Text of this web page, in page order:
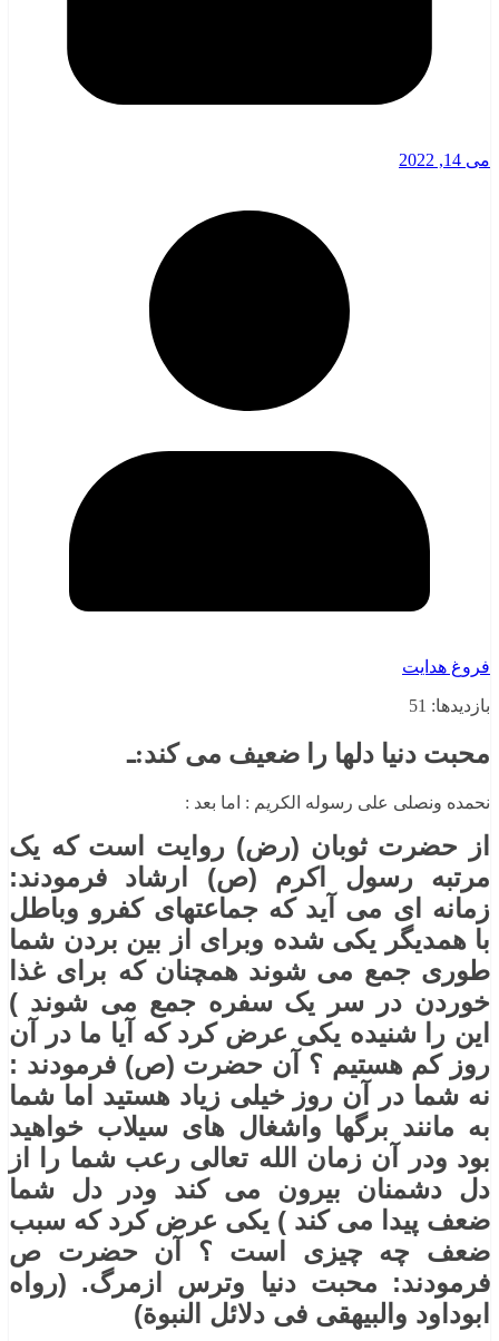
می 14, 2022
فروغ هدایت
بازدیدها: 51
محبت دنیا دلها را ضعیف می کند:ـ
نحمده ونصلی علی رسوله الکریم : اما بعد :
از حضرت ثوبان (رض) روایت است که یک
مرتبه رسول اکرم (ص) ارشاد فرمودند:
زمانه ای می آید که جماعتهای کفرو وباطل
با همدیگر یکی شده وبرای از بین بردن شما
طوری جمع می شوند همچنان که برای غذا
خوردن در سر یک سفره جمع می شوند )
این را شنیده یکی عرض کرد که آیا ما در آن
روز کم هستیم ؟ آن حضرت (ص) فرمودند :
نه شما در آن روز خیلی زیاد هستید اما شما
به مانند برگها واشغال های سیلاب خواهید
بود ودر آن زمان الله تعالی رعب شما را از
دل دشمنان بیرون می کند ودر دل شما
ضعف پیدا می کند ) یکی عرض کرد که سبب
ضعف چه چیزی است ؟ آن حضرت ص
فرمودند: محبت دنیا وترس ازمرگ. (رواه
ابوداود والبیهقی فی دلائل النبوة)